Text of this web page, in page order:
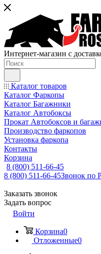
Интернет-магазин с
Каталог товаров
Каталог Фаркопы
Каталог Багажники
Каталог Автобоксы
Прокат Автобоксов и
Производство фаркопов
Установка фаркопа
Контакты
Корзина
8 (800) 511-66-45
8 (800) 511-66-45Звонок по
Заказать звонок
Задать вопрос
Войти
Корзина0
Отложенные0